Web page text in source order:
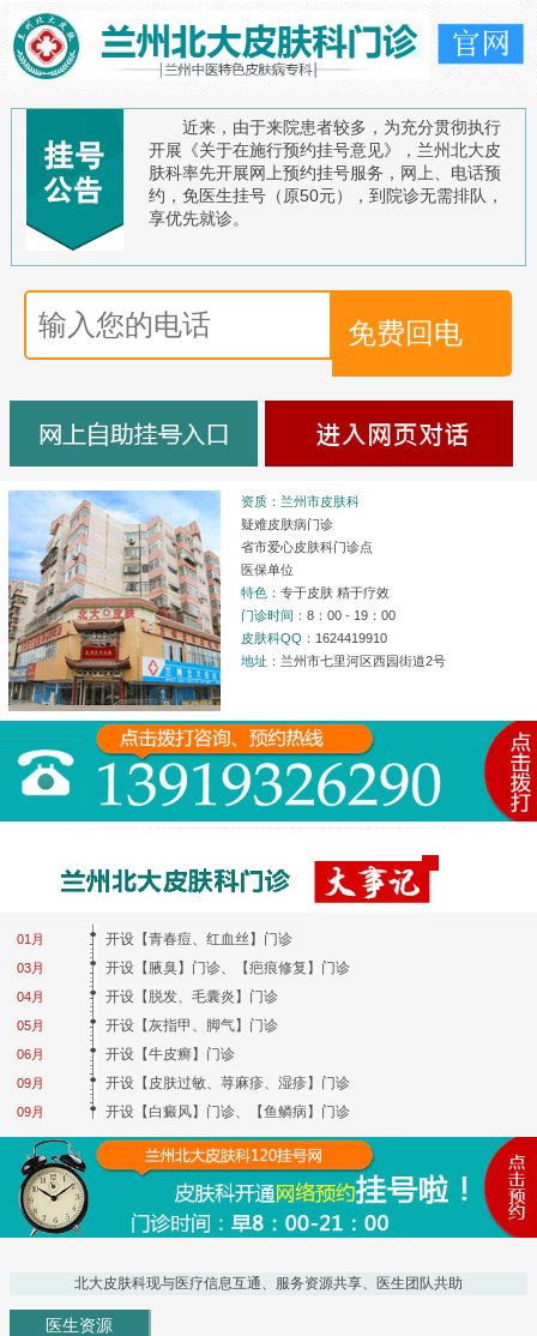
近来，由于来院患者较多，为充分贯彻执行
开展《关于在施行预约挂号意见》，兰州北大皮
肤科率先开展网上预约挂号服务，网上、电话预
约，免医生挂号（原50元），到院诊无需排队，
享优先就诊。
资质：兰州市皮肤科
疑难皮肤病门诊
省市爱心皮肤科门诊点
医保单位
特色：专于皮肤 精于疗效
门诊时间：8：00 - 19：00
皮肤科QQ： 1624419910
地址： 兰州市七里河区西园街道2号
01月
03月
04月
05月
06月
09月
09月
开设【青春痘、红血丝】门诊
开设【腋臭】门诊、【疤痕修复】门诊
开设【脱发、毛囊炎】门诊
开设【灰指甲、脚气】门诊
开设【牛皮癣】门诊
开设【皮肤过敏、荨麻疹、湿疹】门诊
开设【白癜风】门诊、【鱼鳞病】门诊
北大皮肤科现与医疗信息互通、服务资源共享、医生团队共助
医生资源